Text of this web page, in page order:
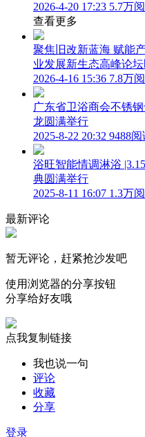
2026-4-20 17:23 5.7万
查看更多
聚焦旧改新蓝海 赋能
业发展新生态高峰论
2026-4-16 15:36 7.8万
广东省卫浴商会不锈
龙圆满举行
2025-8-22 20:32 9488阅
浴旺智能情调淋浴
典圆满举行
2025-8-11 16:07 1.3万
最新评论
暂无评论，赶紧抢沙发吧
使用浏览器的分享按钮
分享给好友哦
点我复制链接
我也说一句
评论
收藏
分享
登录